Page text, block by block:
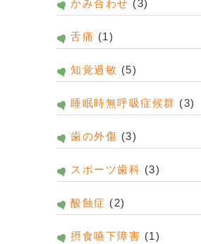
かみ合わせ (3)
舌痛 (1)
知覚過敏 (5)
睡眠時無呼吸症候群 (3)
歯の外傷 (3)
スポーツ歯科 (3)
酸蝕症 (2)
摂食嚥下障害 (1)